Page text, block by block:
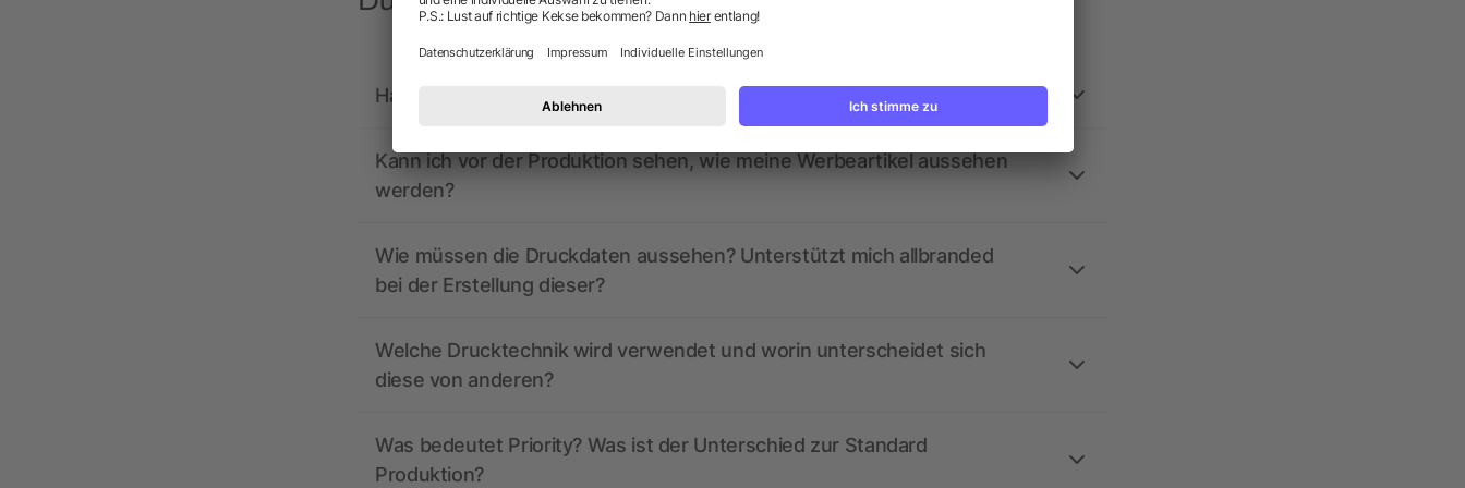
Hat allbranded derzeit aktive Gutscheincodes?
Kann ich vor der Produktion sehen, wie meine Werbeartikel aussehen
werden?
Wie müssen die Druckdaten aussehen? Unterstützt mich allbranded
bei der Erstellung dieser?
Welche Drucktechnik wird verwendet und worin unterscheidet sich
diese von anderen?
Was bedeutet Priority? Was ist der Unterschied zur Standard
Produktion?